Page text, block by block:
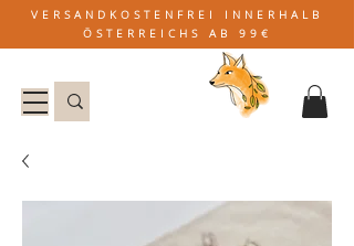
VERSANDKOSTENFREI INNERHALB
ÖSTERREICHS AB 99€